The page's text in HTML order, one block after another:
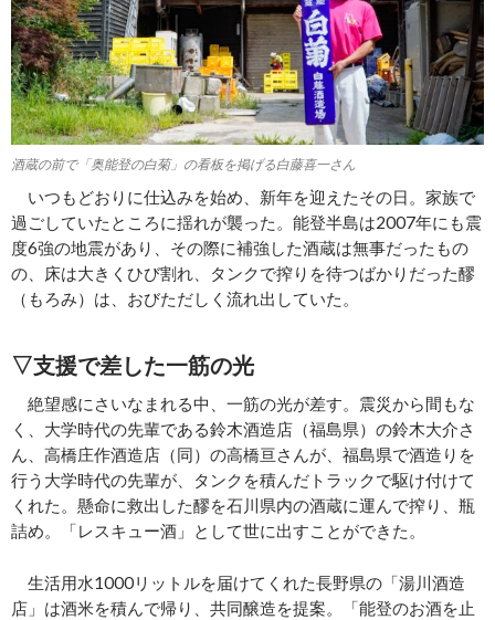
酒蔵の前で「奥能登の白菊」の看板を掲げる白藤喜一さん
いつもどおりに仕込みを始め、新年を迎えたその日。家族で
過ごしていたところに揺れが襲った。能登半島は2007年にも震
度6強の地震があり、その際に補強した酒蔵は無事だったもの
の、床は大きくひび割れ、タンクで搾りを待つばかりだった醪
（もろみ）は、おびただしく流れ出していた。
▽支援で差した一筋の光
絶望感にさいなまれる中、一筋の光が差す。震災から間もな
く、大学時代の先輩である鈴木酒造店（福島県）の鈴木大介さ
ん、高橋庄作酒造店（同）の高橋亘さんが、福島県で酒造りを
行う大学時代の先輩が、タンクを積んだトラックで駆け付けて
くれた。懸命に救出した醪を石川県内の酒蔵に運んで搾り、瓶
詰め。「レスキュー酒」として世に出すことができた。
生活用水1000リットルを届けてくれた長野県の「湯川酒造
店」は酒米を積んで帰り、共同醸造を提案。「能登のお酒を止